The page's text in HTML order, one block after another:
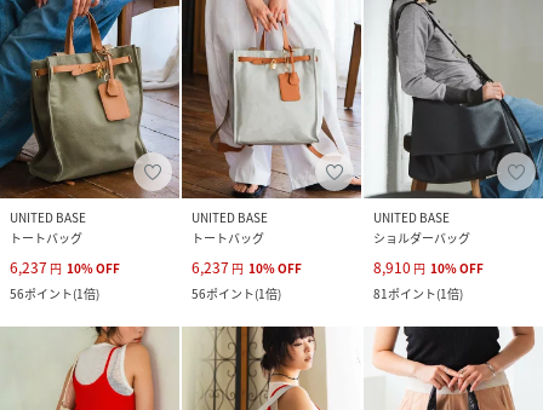
UNITED BASE
トートバッグ
6,237 円 10%OFF
56ポイント(1倍)
UNITED BASE
トートバッグ
6,237 円 10%OFF
56ポイント(1倍)
UNITED BASE
ショルダーバッグ
8,910 円 10%OFF
81ポイント(1倍)